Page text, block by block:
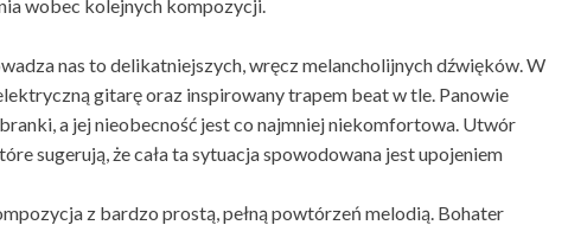
wobec kolejnych kompozycji.
nas to delikatniejszych, wręcz melancholijnych dźwięków. W
gitarę oraz inspirowany trapem beat w tle. Panowie
a jej nieobecność jest co najmniej niekomfortowa. Utwór
sugerują, że cała ta sytuacja spowodowana jest upojeniem
z bardzo prostą, pełną powtórzeń melodią. Bohater